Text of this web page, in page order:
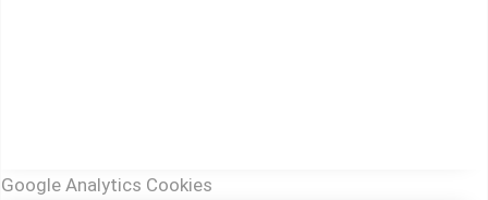
Google Analytics Cookies